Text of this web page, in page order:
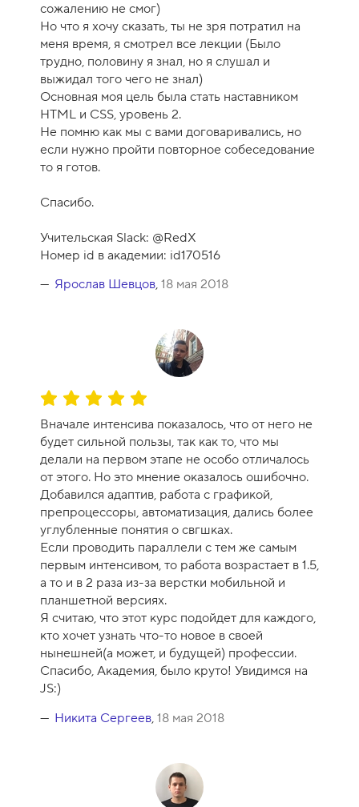
сожалению не смог)
Но что я хочу сказать, ты не зря потратил на
меня время, я смотрел все лекции (Было
трудно, половину я знал, но я слушал и
выжидал того чего не знал)
Основная моя цель была стать наставником
HTML и CSS, уровень 2.
Не помню как мы с вами договаривались, но
если нужно пройти повторное собеседование
то я готов.
Спасибо.
Учительская Slack: @RedX
Номер id в академии: id170516
Ярослав Шевцов, 18 мая 2018
О
ц
е
н
к
а
к
у
р
с
а
-
1
0
Вначале интенсива показалось, что от него не
будет сильной пользы, так как то, что мы
делали на первом этапе не особо отличалось
от этого. Но это мнение оказалось ошибочно.
Добавился адаптив, работа с графикой,
препроцессоры, автоматизация, дались более
углубленные понятия о свгшках.
Если проводить параллели с тем же самым
первым интенсивом, то работа возрастает в 1.5,
а то и в 2 раза из-за верстки мобильной и
планшетной версиях.
Я считаю, что этот курс подойдет для каждого,
кто хочет узнать что-то новое в своей
нынешней(а может, и будущей) профессии.
Спасибо, Академия, было круто! Увидимся на
JS:)
Никита Сергеев, 18 мая 2018